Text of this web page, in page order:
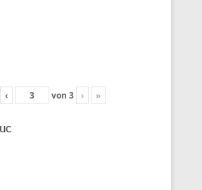
‹ von 3 › »